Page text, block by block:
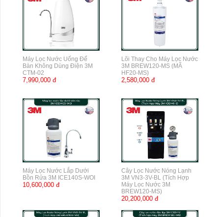
Máy Lọc Nước Uống Để
Bàn Không Dùng Điện 3M
CTM-02
7,990,000 đ
Lõi Thay Cho Máy Lọc Nước
3M BREW120-MS (MÃ
HF20-MS)
2,580,000 đ
Máy Lọc Nước Lắp Dưới
Bồn Rửa 3M ICE140S-WOI
10,600,000 đ
Cây Lọc Nước Nóng Lạnh
3M VN3-3V-BL (Tích Hợp
Máy Lọc Nước 3M
BREW120-MS)
20,200,000 đ